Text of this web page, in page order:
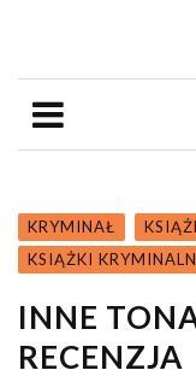
KRYMINAŁ
KSIĄŻKI
INNE
RECENZJA